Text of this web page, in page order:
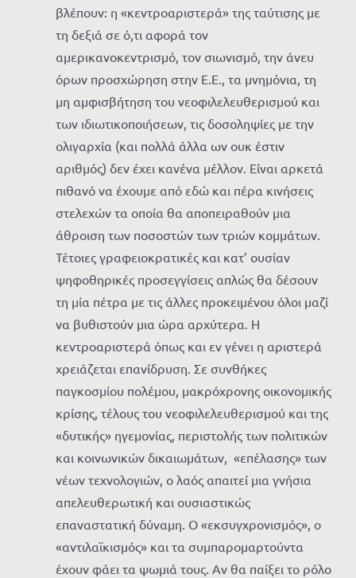
βλέπουν: η «κεντροαριστερά» της ταύτισης με
τη δεξιά σε ό,τι αφορά τον
αμερικανοκεντρισμό, τον σιωνισμό, την άνευ
όρων προσχώρηση στην Ε.Ε., τα μνημόνια, τη
μη αμφισβήτηση του νεοφιλελευθερισμού και
των ιδιωτικοποιήσεων, τις δοσοληψίες με την
ολιγαρχία (και πολλά άλλα ων ουκ έστιν
αριθμός) δεν έχει κανένα μέλλον. Είναι αρκετά
πιθανό να έχουμε από εδώ και πέρα κινήσεις
στελεχών τα οποία θα αποπειραθούν μια
άθροιση των ποσοστών των τριών κομμάτων.
Τέτοιες γραφειοκρατικές και κατ’ ουσίαν
ψηφοθηρικές προσεγγίσεις απλώς θα δέσουν
τη μία πέτρα με τις άλλες προκειμένου όλοι μαζί
να βυθιστούν μια ώρα αρχύτερα. Η
κεντροαριστερά όπως και εν γένει η αριστερά
χρειάζεται επανίδρυση. Σε συνθήκες
παγκοσμίου πολέμου, μακρόχρονης οικονομικής
κρίσης, τέλους του νεοφιλελευθερισμού και της
«δυτικής» ηγεμονίας, περιστολής των πολιτικών
και κοινωνικών δικαιωμάτων, «επέλασης» των
νέων τεχνολογιών, ο λαός απαιτεί μια γνήσια
απελευθερωτική και ουσιαστικώς
επαναστατική δύναμη. Ο «εκσυγχρονισμός», ο
«αντιλαϊκισμός» και τα συμπαρομαρτούντα
έχουν φάει τα ψωμιά τους. Αν θα παίξει το ρόλο